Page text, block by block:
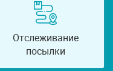
Отслеживание
посылки